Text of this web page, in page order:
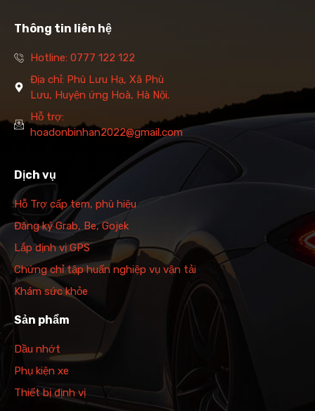
Thông tin liên hệ
Hotline: 0777 122 122
Địa chỉ: Phù Lưu Hạ, Xã Phù
Lưu, Huyện ứng Hoà, Hà Nội.
Hỗ trợ:
hoadonbinhan2022@gmail.com
Dịch vụ
Hỗ Trợ cấp tem, phù hiệu
Đăng ký Grab, Be, Gojek
Lắp định vị GPS
Chứng chỉ tập huấn nghiệp vụ vận tải
Khám sức khỏe
Sản phẩm
Dầu nhớt
Phụ kiện xe
Thiết bị định vị